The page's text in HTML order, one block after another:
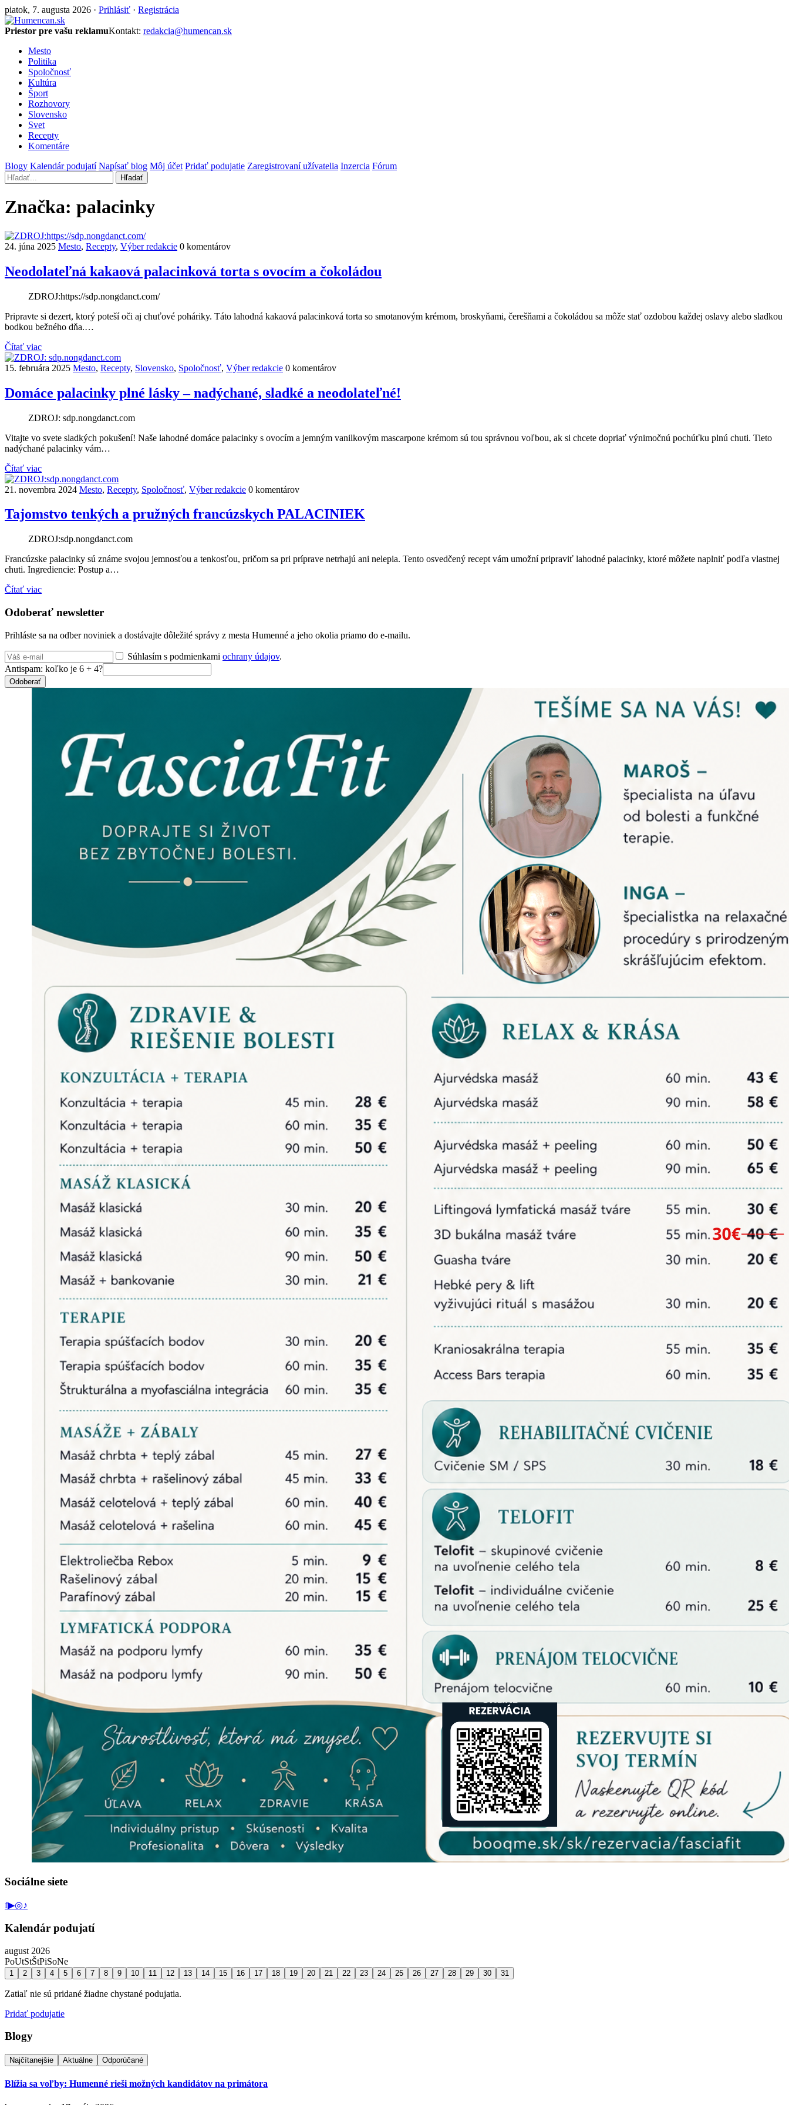
piatok, 7. augusta 2026 · Prihlásiť · Registrácia
Priestor pre vašu reklamuKontakt: redakcia@humencan.sk
Mesto
Politika
Spoločnosť
Kultúra
Šport
Rozhovory
Slovensko
Svet
Recepty
Komentáre
Blogy Kalendár podujatí Napísať blog Môj účet Pridať podujatie Zaregistrovaní užívatelia Inzercia Fórum
Hľadať
Značka: palacinky
24. júna 2025 Mesto, Recepty, Výber redakcie 0 komentárov
Neodolateľná kakaová palacinková torta s ovocím a čokoládou
ZDROJ:https://sdp.nongdanct.com/
Pripravte si dezert, ktorý poteší oči aj chuťové poháriky. Táto lahodná kakaová palacinková torta so smotanovým krémom, broskyňami, čerešňami a čokoládou sa môže stať ozdobou každej oslavy alebo sladkou
bodkou bežného dňa.…
Čítať viac
15. februára 2025 Mesto, Recepty, Slovensko, Spoločnosť, Výber redakcie 0 komentárov
Domáce palacinky plné lásky – nadýchané, sladké a neodolateľné!
ZDROJ: sdp.nongdanct.com
Vitajte vo svete sladkých pokušení! Naše lahodné domáce palacinky s ovocím a jemným vanilkovým mascarpone krémom sú tou správnou voľbou, ak si chcete dopriať výnimočnú pochúťku plnú chuti. Tieto
nadýchané palacinky vám…
Čítať viac
21. novembra 2024 Mesto, Recepty, Spoločnosť, Výber redakcie 0 komentárov
Tajomstvo tenkých a pružných francúzskych PALACINIEK
ZDROJ:sdp.nongdanct.com
Francúzske palacinky sú známe svojou jemnosťou a tenkosťou, pričom sa pri príprave netrhajú ani nelepia. Tento osvedčený recept vám umožní pripraviť lahodné palacinky, ktoré môžete naplniť podľa vlastnej
chuti. Ingrediencie: Postup a…
Čítať viac
Odoberať newsletter
Prihláste sa na odber noviniek a dostávajte dôležité správy z mesta Humenné a jeho okolia priamo do e-mailu.
Súhlasím s podmienkami ochrany údajov.
Antispam: koľko je 6 + 4?
Odoberať
Sociálne siete
f▶◎♪
Kalendár podujatí
august 2026
PoUtStŠtPiSoNe
1 2 3 4 5 6 7 8 9 10 11 12 13 14 15 16 17 18 19 20 21 22 23 24 25 26 27 28 29 30 31
Zatiaľ nie sú pridané žiadne chystané podujatia.
Pridať podujatie
Blogy
Najčítanejšie Aktuálne Odporúčané
Blížia sa voľby: Humenné rieši možných kandidátov na primátora